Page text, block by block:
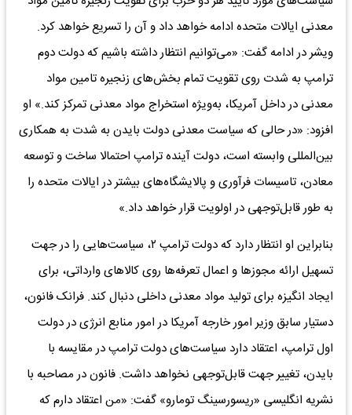
معدنی ایالات متحده ادامه خواهد داد و آن را تسریع خواهد کرد.
ویشر در ادامه گفت: «می‌توانیم انتظار داشته باشیم که دولت دوم
ترامپ به شدت روی تقویت تمام بخش‌های زنجیره تامین مواد
معدنی در داخل آمریکا، به‌ویژه استخراج مواد معدنی تمرکز کند.» او
افزود: «در حالی که سیاست معدنی دولت بایدن به شدت به همکاری
بین‌المللی وابسته است، دولت آینده ترامپ احتمالا ساخت و توسعه
معادن، تاسیسات فرآوری و پالایشگاه‌های بیشتر در ایالات متحده را
به طور قابل‌توجهی در اولویت قرار خواهد داد.»
بنابراین او انتظار دارد که دولت ترامپ ۲، سیاست‌‌‌هایی را در جهت
تسهیل ارائه مجوزها و اعمال تعرفه‌‌‌ها روی کالاهای وارداتی، برای
ایجاد انگیزه برای تولید مواد معدنی داخلی دنبال کند. فرانک فانون،
دستیار سابق وزیر امور خارجه آمریکا در امور منابع انرژی در دولت
اول ترامپ، اعتقاد دارد سیاست‌های دولت ترامپ در مقایسه با
بایدن، تغییر جهت قابل‌توجهی نخواهد داشت. فانون در مصاحبه با
نشریه انگلیسی «ریسورسینگ تومارو» گفت: «من اعتقاد دارم که